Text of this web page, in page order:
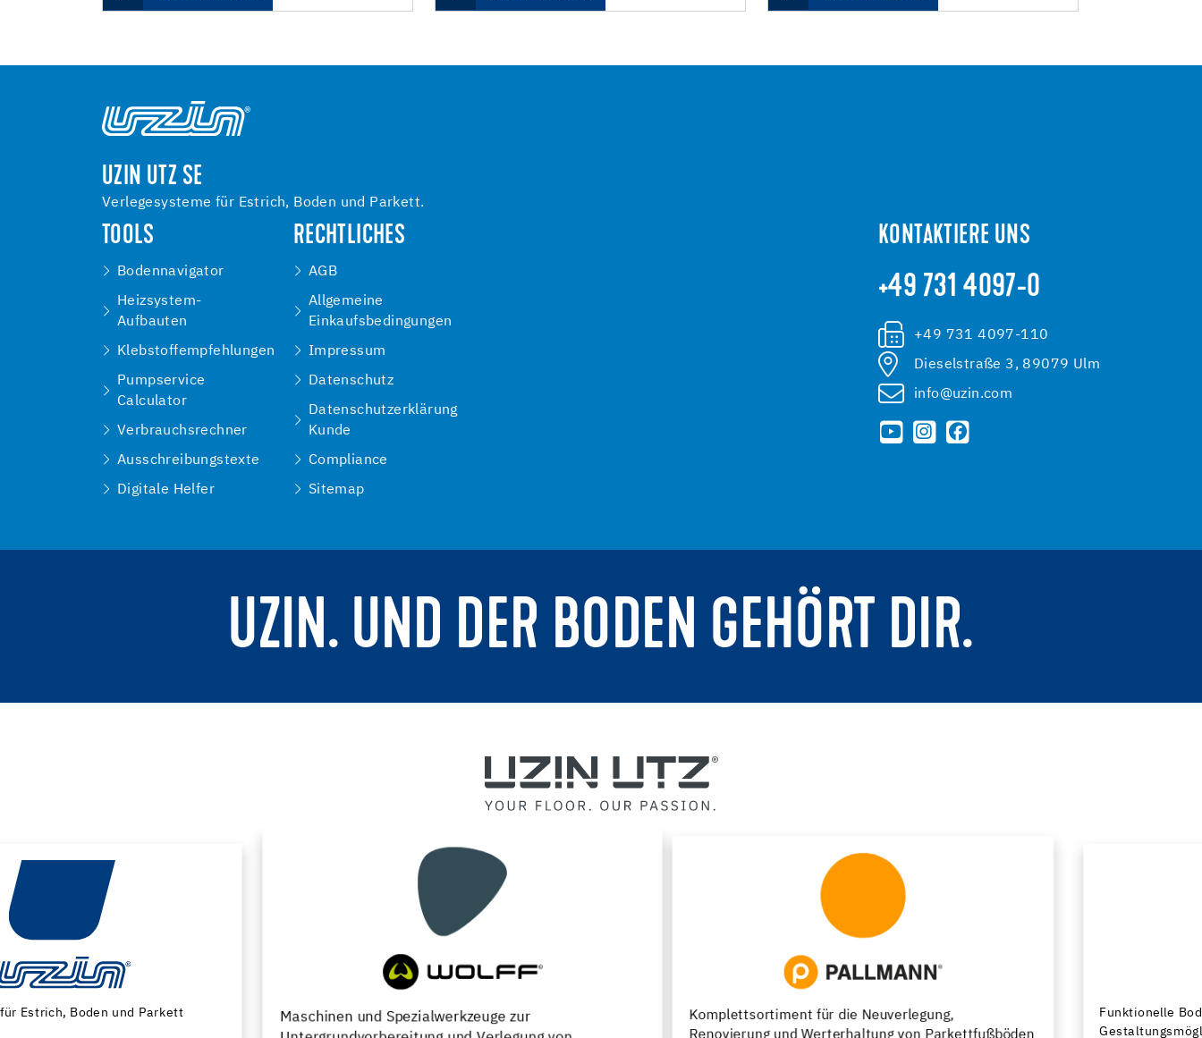
UZIN UTZ SE
Verlegesysteme für Estrich, Boden und Parkett.
TOOLS
Bodennavigator
Heizsystem-
Aufbauten
Klebstoffempfehlungen
Pumpservice
Calculator
Verbrauchsrechner
Ausschreibungstexte
Digitale Helfer
RECHTLICHES
AGB
Allgemeine
Einkaufsbedingungen
Impressum
Datenschutz
Datenschutzerklärung
Kunde
Compliance
Sitemap
KONTAKTIERE UNS
+49 731 4097-0
+49 731 4097-110
Dieselstraße 3, 89079 Ulm
info@uzin.com
UZIN. UND DER BODEN GEHÖRT DIR.
Maschinen und Spezialwerkzeuge zur
Untergrundvorbereitung und Verlegung von
Komplettsortiment für die Neuverlegung,
Funktionelle Bodenbeschichtungen mit vielfältigen
Gestaltungsmöglichkeiten